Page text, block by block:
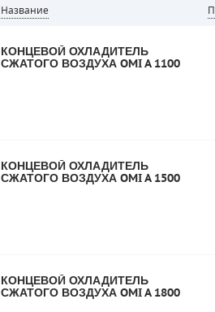
Название
КОНЦЕВОЙ ОХЛАДИТЕЛЬ
СЖАТОГО ВОЗДУХА OMI A 1100
КОНЦЕВОЙ ОХЛАДИТЕЛЬ
СЖАТОГО ВОЗДУХА OMI A 1500
КОНЦЕВОЙ ОХЛАДИТЕЛЬ
СЖАТОГО ВОЗДУХА OMI A 1800